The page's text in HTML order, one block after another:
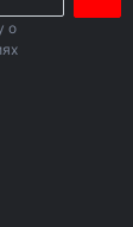
о